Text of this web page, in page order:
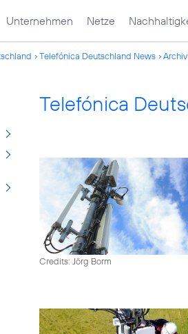
Unternehmen Netze
Telefónica Deutschland News
Telefónica
Credits: Jörg Borm